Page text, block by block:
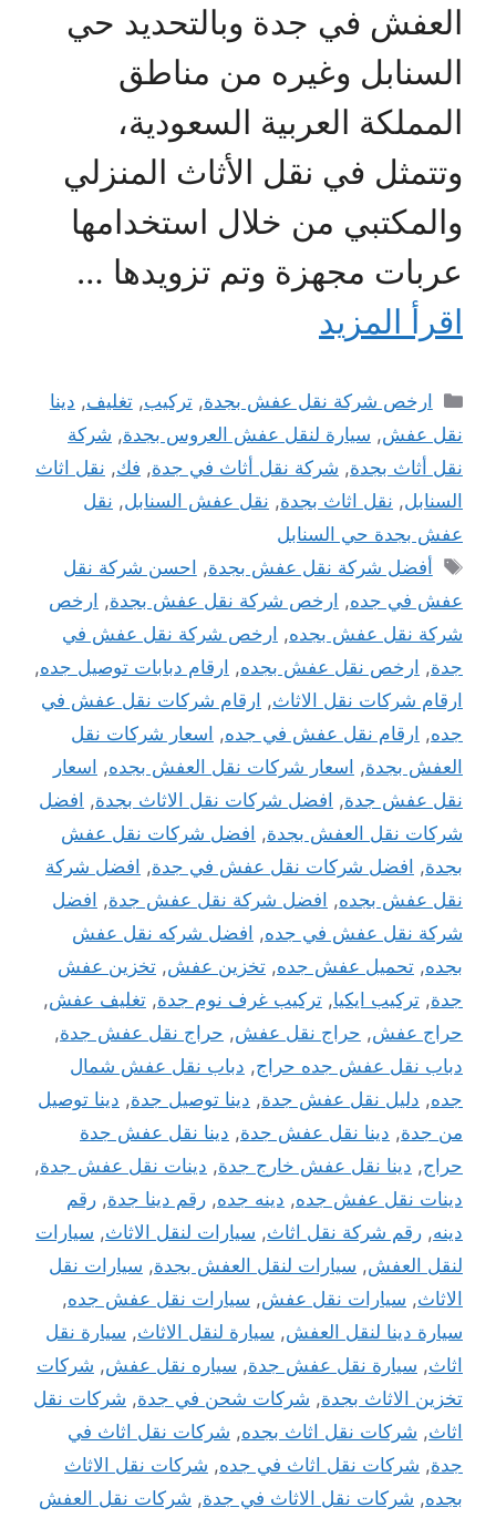
العفش في جدة وبالتحديد حي
السنابل وغيره من مناطق
المملكة العربية السعودية،
وتتمثل في نقل الأثاث المنزلي
والمكتبي من خلال استخدامها
عربات مجهزة وتم تزويدها …
اقرأ المزيد
التصنيفات
ارخص شركة نقل عفش بجدة,تركيب,تغليف, دينا
نقل عفش, سيارة لنقل عفش العروس بجدة, شركة
نقل أثاث بجدة, شركة نقل أثاث في جدة, فك, نقل اثاث
السنابل, نقل اثاث بجدة, نقل عفش السنابل, نقل
عفش بجدة حي السنابل
الوسوم
أفضل شركة نقل عفش بجدة, احسن شركة نقل
عفش في جده, ارخص شركة نقل عفش بجدة, ارخص
شركة نقل عفش بجده, ارخص شركة نقل عفش في
جدة, ارخص نقل عفش بجده, ارقام دبابات توصيل جده,
ارقام شركات نقل الاثاث, ارقام شركات نقل عفش في
جده, ارقام نقل عفش في جده, اسعار شركات نقل
العفش بجدة, اسعار شركات نقل العفش بجده, اسعار
نقل عفش جدة, افضل شركات نقل الاثاث بجدة, افضل
شركات نقل العفش بجدة, افضل شركات نقل عفش
بجدة, افضل شركات نقل عفش في جدة, افضل شركة
نقل عفش بجده, افضل شركة نقل عفش جدة, افضل
شركة نقل عفش في جده, افضل شركه نقل عفش
بجده, تحميل عفش جده, تخزين عفش, تخزين عفش
جدة, تركيب ايكيا, تركيب غرف نوم جدة, تغليف عفش,
حراج عفش, حراج نقل عفش, حراج نقل عفش جدة,
دباب نقل عفش جده حراج, دباب نقل عفش شمال
جده, دليل نقل عفش جدة, دينا توصيل جدة, دينا توصيل
من جدة, دينا نقل عفش جدة, دينا نقل عفش جدة
حراج, دينا نقل عفش خارج جدة, دينات نقل عفش جدة,
دينات نقل عفش جده, دينه جده, رقم دينا جدة, رقم
دينه, رقم شركة نقل اثاث, سيارات لنقل الاثاث, سيارات
لنقل العفش, سيارات لنقل العفش بجدة, سيارات نقل
الاثاث, سيارات نقل عفش, سيارات نقل عفش جده,
سيارة دينا لنقل العفش, سيارة لنقل الاثاث, سيارة نقل
اثاث, سيارة نقل عفش جدة, سياره نقل عفش, شركات
تخزين الاثاث بجدة, شركات شحن في جدة, شركات نقل
اثاث, شركات نقل اثاث بجده, شركات نقل اثاث في
جدة, شركات نقل اثاث في جده, شركات نقل الاثاث
بجده, شركات نقل الاثاث في جدة, شركات نقل العفش